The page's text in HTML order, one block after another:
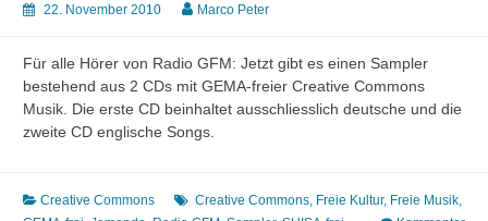
22. November 2010 Marco Peter
Für alle Hörer von Radio GFM: Jetzt gibt es einen Sampler
bestehend aus 2 CDs mit GEMA-freier Creative Commons
Musik. Die erste CD beinhaltet ausschliesslich deutsche und die
zweite CD englische Songs.
Creative Commons Creative Commons, Freie Kultur, Freie Musik,